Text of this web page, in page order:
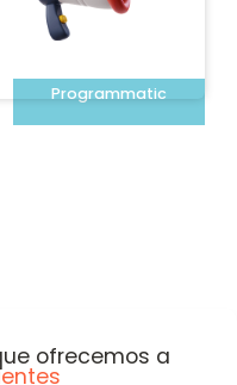
Programmatic
ofrecemos a